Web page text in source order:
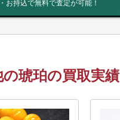
お持込で無料で査定が可能！
琥珀の買取実績